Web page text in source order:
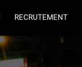
RECRUTEMENT